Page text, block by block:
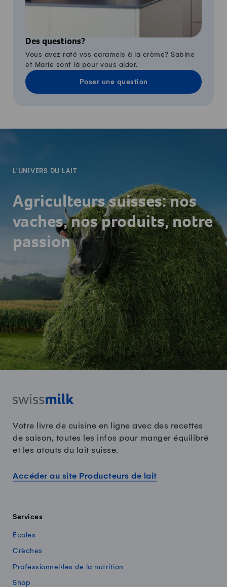
Des questions?
Vous avez raté vos caramels à la crème? Sabine
et Marie sont là pour vous aider.
Poser une question
L'UNIVERS DU LAIT
Agriculteurs suisses: nos
vaches, nos produits, notre
passion
Votre livre de cuisine en ligne avec des recettes
de saison, toutes les infos pour manger équilibré
et les atouts du lait suisse.
Accéder au site Producteurs de lait
Services
Écoles
Crèches
Professionnel·les de la nutrition
Shop